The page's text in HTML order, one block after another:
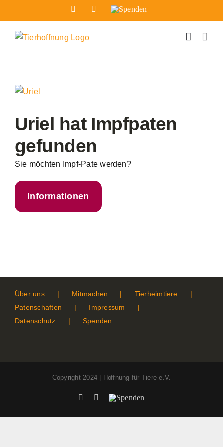
Inhalt
springen
FacebookInstagram
Spenden
Zeige
Bild
Uriel hat Impfpaten
gefunden
Sie möchten Impf-Pate werden?
Informationen
Über uns Mitmachen
Tierheimtiere
Patenschaften
Impressum
Datenschutz
Spenden
Copyright 2024 | Hoffnung für Tiere e.V.
FacebookInstagram
Spenden